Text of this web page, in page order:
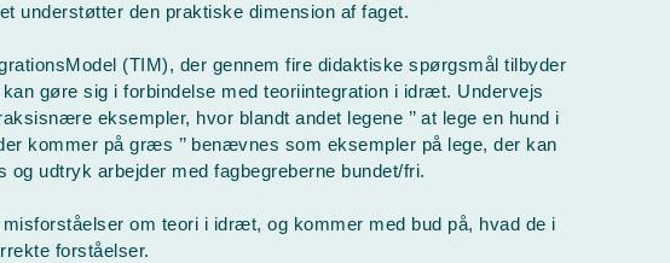
understøtter den praktiske dimension af faget.
(TIM), der gennem fire didaktiske spørgsmål tilbyder
gøre sig i forbindelse med teoriintegration i idræt. Undervejs
eksempler, hvor blandt andet legene ’’ at lege en hund i
der kommer på græs ’’ benævnes som eksempler på lege, der kan
og udtryk arbejder med fagbegreberne bundet/fri.
om teori i idræt, og kommer med bud på, hvad de i
forståelser.